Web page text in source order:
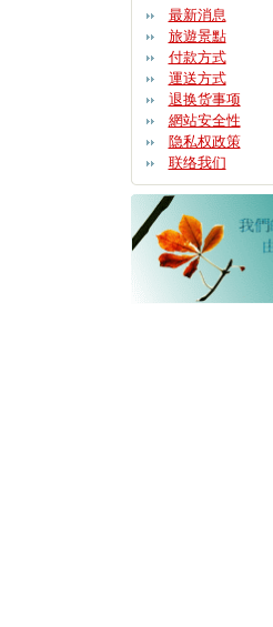
最新消息
旅遊景點
付款方式
運送方式
退换货事项
網站安全性
隐私权政策
联络我们